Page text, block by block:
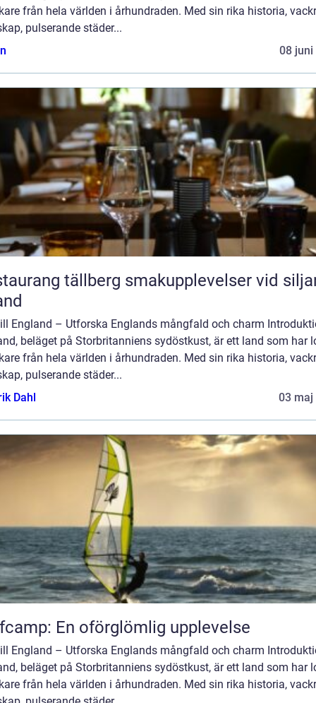
från hela världen i århundraden. Med sin rika historia,
pulserande städer...
08 juni
tällberg smakupplevelser vid siljans
England – Utforska Englands mångfald och charm
beläget på Storbritanniens sydöstkust, är ett land som har
från hela världen i århundraden. Med sin rika historia,
pulserande städer...
Dahl
03 maj
En oförglömlig upplevelse
England – Utforska Englands mångfald och charm
beläget på Storbritanniens sydöstkust, är ett land som har
från hela världen i århundraden. Med sin rika historia,